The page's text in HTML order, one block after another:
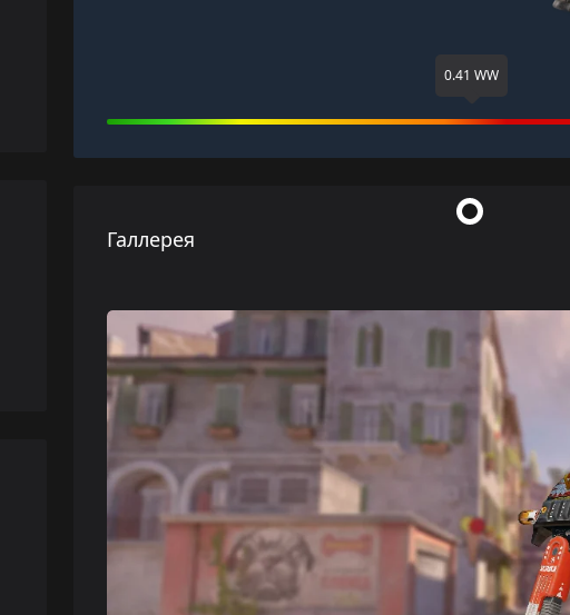
0.41 WW
Галлерея